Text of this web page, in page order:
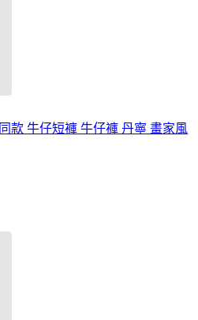
款 牛仔短褲 牛仔褲 丹寧 畫家風